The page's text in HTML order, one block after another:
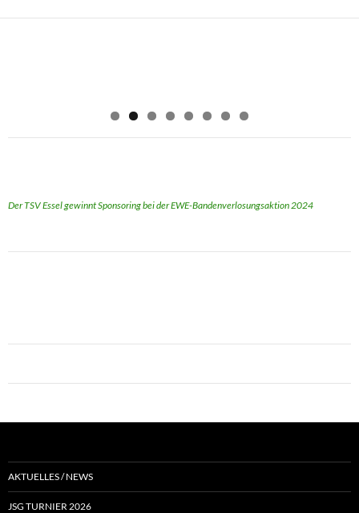
Der TSV Essel gewinnt Sponsoring bei der EWE-Bandenverlosungsaktion 2024
AKTUELLES / NEWS
JSG TURNIER 2026